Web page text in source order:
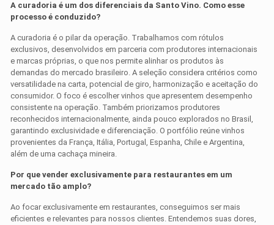
A curadoria é um dos diferenciais da Santo Vino. Como esse
processo é conduzido?
A curadoria é o pilar da operação. Trabalhamos com rótulos
exclusivos, desenvolvidos em parceria com produtores internacionais
e marcas próprias, o que nos permite alinhar os produtos às
demandas do mercado brasileiro. A seleção considera critérios como
versatilidade na carta, potencial de giro, harmonização e aceitação do
consumidor. O foco é escolher vinhos que apresentem desempenho
consistente na operação. Também priorizamos produtores
reconhecidos internacionalmente, ainda pouco explorados no Brasil,
garantindo exclusividade e diferenciação. O portfólio reúne vinhos
provenientes da França, Itália, Portugal, Espanha, Chile e Argentina,
além de uma cachaça mineira.
Por que vender exclusivamente para restaurantes em um
mercado tão amplo?
Ao focar exclusivamente em restaurantes, conseguimos ser mais
eficientes e relevantes para nossos clientes. Entendemos suas dores,